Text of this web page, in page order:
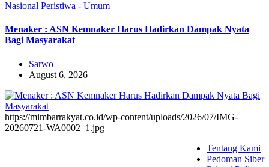
Nasional Peristiwa - Umum
Menaker : ASN Kemnaker Harus Hadirkan Dampak Nyata
Bagi Masyarakat
Sarwo
August 6, 2026
https://mimbarrakyat.co.id/wp-content/uploads/2026/07/IMG-
20260721-WA0002_1.jpg
Tentang Kami
Pedoman Siber